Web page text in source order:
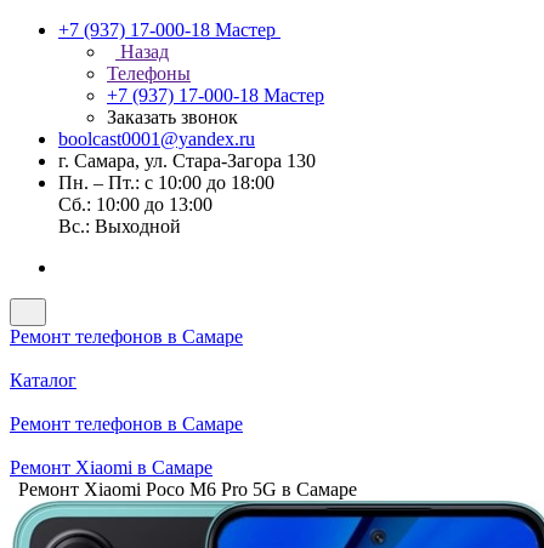
+7 (937) 17-000-18 Мастер
Назад
Телефоны
+7 (937) 17-000-18 Мастер
Заказать звонок
boolcast0001@yandex.ru
г. Самара, ул. Стара-Загора 130
Пн. – Пт.: с 10:00 до 18:00
Сб.: 10:00 до 13:00
Вс.: Выходной
Ремонт телефонов в Самаре
Каталог
Ремонт телефонов в Самаре
Ремонт Xiaomi в Самаре
Ремонт Xiaomi Poco M6 Pro 5G в Самаре